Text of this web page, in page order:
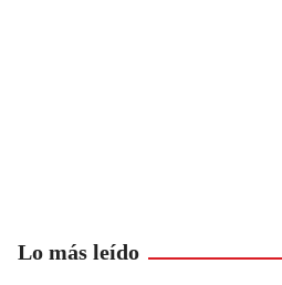
Lo más leído